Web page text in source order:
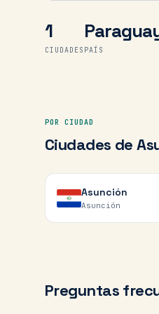
1
CIUDADES PAÍS
POR CIUDAD
Ciudades de
Asunción
Asunción
Preguntas